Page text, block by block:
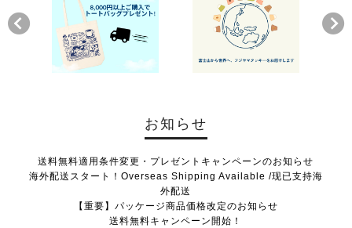
お知らせ
送料無料適用条件変更・プレゼントキャンペーンのお知らせ
海外配送スタート！Overseas Shipping Available /现已支持海
外配送
【重要】パッケージ商品価格改定のお知らせ
送料無料キャンペーン開始！